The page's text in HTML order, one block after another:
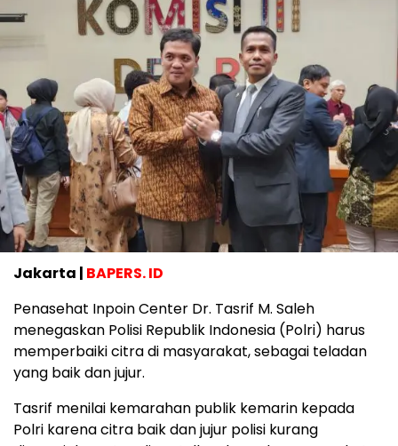
Jakarta | BAPERS. ID
Penasehat Inpoin Center Dr. Tasrif M. Saleh
menegaskan Polisi Republik Indonesia (Polri) harus
memperbaiki citra di masyarakat, sebagai teladan
yang baik dan jujur.
Tasrif menilai kemarahan publik kemarin kepada
Polri karena citra baik dan jujur polisi kurang